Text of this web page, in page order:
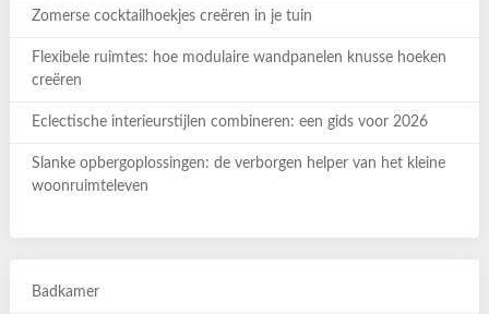
Zomerse cocktailhoekjes creëren in je tuin
Flexibele ruimtes: hoe modulaire wandpanelen knusse hoeken
creëren
Eclectische interieurstijlen combineren: een gids voor 2026
Slanke opbergoplossingen: de verborgen helper van het kleine
woonruimteleven
Badkamer